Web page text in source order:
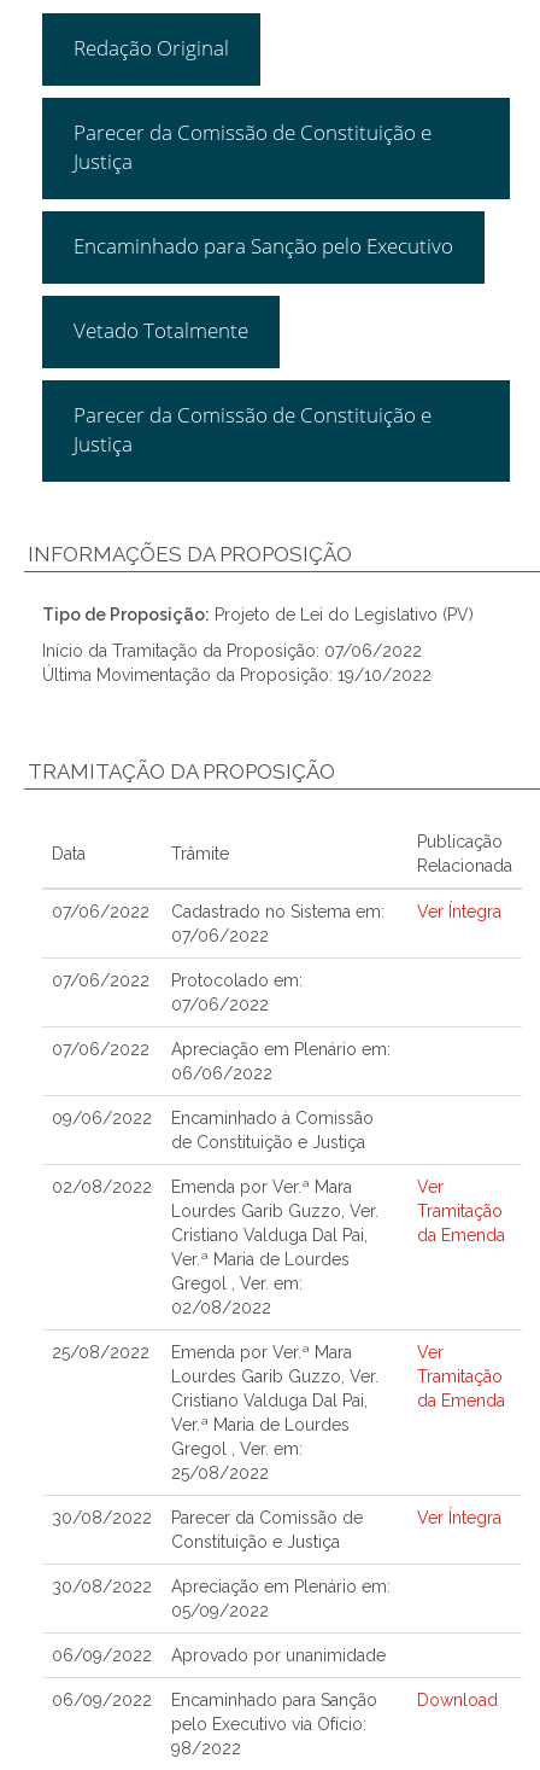
Redação Original
Parecer da Comissão de Constituição e
Justiça
Encaminhado para Sanção pelo Executivo
Vetado Totalmente
Parecer da Comissão de Constituição e
Justiça
INFORMAÇÕES DA PROPOSIÇÃO
Tipo de Proposição: Projeto de Lei do Legislativo (PV)
Início da Tramitação da Proposição: 07/06/2022
Última Movimentação da Proposição: 19/10/2022
TRAMITAÇÃO DA PROPOSIÇÃO
Data Trâmite
Publicação
Relacionada
07/06/2022
Cadastrado no Sistema em:
07/06/2022
Ver Íntegra
07/06/2022
Protocolado em:
07/06/2022
07/06/2022
Apreciação em Plenário em:
06/06/2022
09/06/2022
Encaminhado à Comissão
de Constituição e Justiça
02/08/2022
Emenda por Ver.ª Mara
Lourdes Garib Guzzo, Ver.
Cristiano Valduga Dal Pai,
Ver.ª Maria de Lourdes
Gregol , Ver. em:
02/08/2022
Ver
Tramitação
da Emenda
25/08/2022
Emenda por Ver.ª Mara
Lourdes Garib Guzzo, Ver.
Cristiano Valduga Dal Pai,
Ver.ª Maria de Lourdes
Gregol , Ver. em:
25/08/2022
Ver
Tramitação
da Emenda
30/08/2022
Parecer da Comissão de
Constituição e Justiça
Ver Íntegra
30/08/2022
Apreciação em Plenário em:
05/09/2022
06/09/2022 Aprovado por unanimidade
06/09/2022
Encaminhado para Sanção
pelo Executivo via Ofício:
98/2022
Download